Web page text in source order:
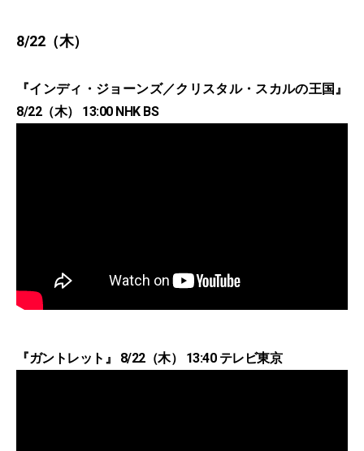
8/22（木）
『インディ・ジョーンズ／クリスタル・スカルの王国』
8/22（木） 13:00 NHK BS
『ガントレット』 8/22（木） 13:40 テレビ東京